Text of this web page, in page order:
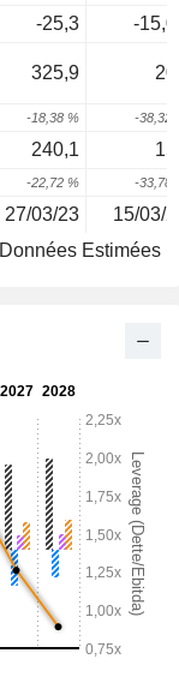
-25,3
-
325,9
-18,38 % -38,32
240,1
-22,72 % -33,78
27/03/23 15/03/
Données Estimées